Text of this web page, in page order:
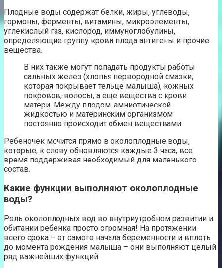
Плодные воды содержат белки, жиры, углеводы,
гормоны, ферменты, витамины, микроэлементы,
углекислый газ, кислород, иммуноглобулины,
определяющие группу крови плода антигены и прочие
вещества.
В них также могут попадать продукты работы
сальных желез (хлопья первородной смазки,
которая покрывает тельце малыша), кожных
покровов, волосы, а еще вещества с крови
матери. Между плодом, амниотической
жидкостью и материнским организмом
постоянно происходит обмен веществами.
Ребеночек мочится прямо в околоплодные воды,
которые, к слову обновляются каждые 3 часа, все
время поддерживая необходимый для маленького
состав.
Какие функции выполняют околоплодные
воды?
Роль околоплодных вод во внутриутробном развитии и
обитании ребенка просто огромная! На протяжении
всего срока – от самого начала беременности и вплоть
до момента рождения малыша – они выполняют целый
ряд важнейших функций: